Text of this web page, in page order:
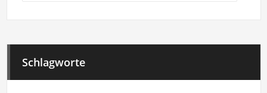
Schlagworte